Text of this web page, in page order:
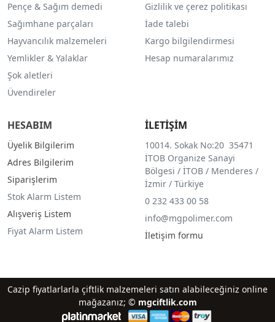
Pençe & Sağım demedi
Sağımhane parçaları
Hayvancılık malzemeleri
Yemlikler & Yalaklar
Şok aletleri
Üvendireler
Gizlilik ve çerez politikası
İade talebi
Kargo bilgilendirmesi
Hesap numaralarımız
HESABIM
Üyelik Bilgilerim
Adres Bilgilerim
Siparişlerim
Stok Alarm Listem
Alışveriş Listem
Fiyat Alarm Listem
İLETİŞİM
10014. Sokak No:20 35471
İTOB Organize Sanayi
Bölgesi / İTOB / Menderes /
İzmir / Türkiye
0 232 433 00 58
info@mgpolimer.com
İletişim formu
Cazip fiyatlarlarla çiftlik malzemeleri satın alabileceğiniz online
mağazanız; © mgciftlik.com